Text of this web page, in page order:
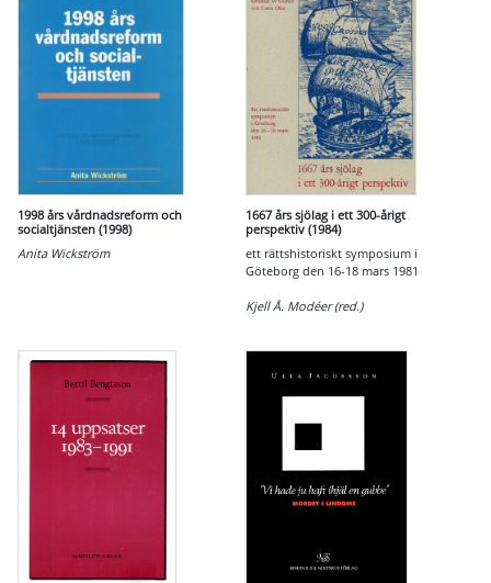
1998 års vårdnadsreform och
socialtjänsten (1998)
Anita Wickström
1667 års sjölag i ett 300-årigt
perspektiv (1984)
ett rättshistoriskt symposium i
Göteborg den 16-18 mars 1981
Kjell Å. Modéer (red.)